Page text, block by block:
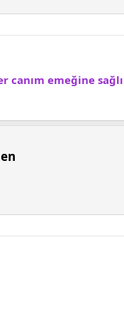
canım emeğine